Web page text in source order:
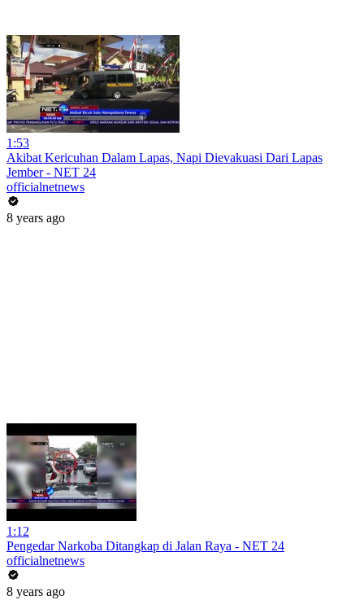
1:53
Akibat Kericuhan Dalam Lapas, Napi Dievakuasi Dari Lapas
Jember - NET 24
officialnetnews
8 years ago
1:12
Pengedar Narkoba Ditangkap di Jalan Raya - NET 24
officialnetnews
8 years ago